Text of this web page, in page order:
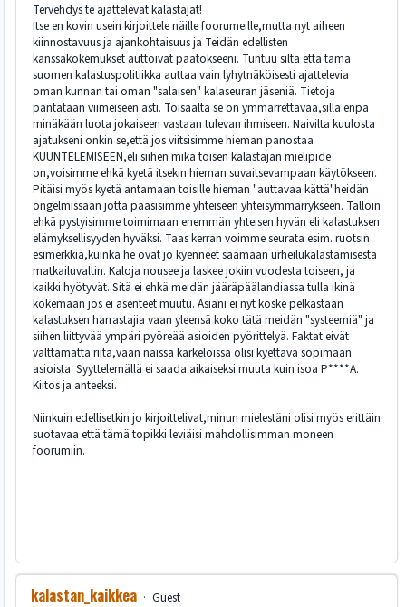
Tervehdys te ajattelevat kalastajat!
Itse en kovin usein kirjoittele näille foorumeille,mutta nyt aiheen
kiinnostavuus ja ajankohtaisuus ja Teidän edellisten
kanssakokemukset auttoivat päätökseeni. Tuntuu siltä että tämä
suomen kalastuspolitiikka auttaa vain lyhytnäköisesti ajattelevia
oman kunnan tai oman "salaisen" kalaseuran jäseniä. Tietoja
pantataan viimeiseen asti. Toisaalta se on ymmärrettävää,sillä enpä
minäkään luota jokaiseen vastaan tulevan ihmiseen. Naivilta kuulosta
ajatukseni onkin se,että jos viitsisimme hieman panostaa
KUUNTELEMISEEN,eli siihen mikä toisen kalastajan mielipide
on,voisimme ehkä kyetä itsekin hieman suvaitsevampaan käytökseen.
Pitäisi myös kyetä antamaan toisille hieman "auttavaa kättä"heidän
ongelmissaan jotta pääsisimme yhteiseen yhteisymmärrykseen. Tällöin
ehkä pystyisimme toimimaan enemmän yhteisen hyvän eli kalastuksen
elämyksellisyyden hyväksi. Taas kerran voimme seurata esim. ruotsin
esimerkkiä,kuinka he ovat jo kyenneet saamaan urheilukalastamisesta
matkailuvaltin. Kaloja nousee ja laskee jokiin vuodesta toiseen, ja
kaikki hyötyvät. Sitä ei ehkä meidän jääräpäälandiassa tulla ikinä
kokemaan jos ei asenteet muutu. Asiani ei nyt koske pelkästään
kalastuksen harrastajia vaan yleensä koko tätä meidän "systeemiä" ja
siihen liittyvää ympäri pyöreää asioiden pyörittelyä. Faktat eivät
välttämättä riitä,vaan näissä karkeloissa olisi kyettävä sopimaan
asioista. Syyttelemällä ei saada aikaiseksi muuta kuin isoa P****A.
Kiitos ja anteeksi.
Niinkuin edellisetkin jo kirjoittelivat,minun mielestäni olisi myös erittäin
suotavaa että tämä topikki leviäisi mahdollisimman moneen
foorumiin.
kalastan_kaikkea
Guest